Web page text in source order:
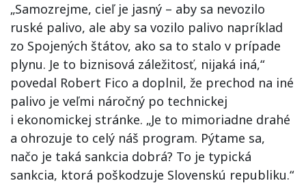
„Samozrejme, cieľ je jasný – aby sa nevozilo
ruské palivo, ale aby sa vozilo palivo napríklad
zo Spojených štátov, ako sa to stalo v prípade
plynu. Je to biznisová záležitosť, nijaká iná,“
povedal Robert Fico a doplnil, že prechod na iné
palivo je veľmi náročný po technickej
i ekonomickej stránke. „Je to mimoriadne drahé
a ohrozuje to celý náš program. Pýtame sa,
načo je taká sankcia dobrá? To je typická
sankcia, ktorá poškodzuje Slovenskú republiku.“